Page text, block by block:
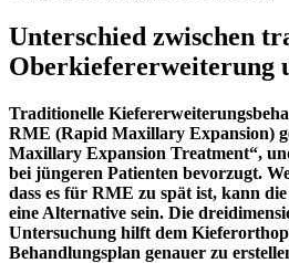
Unterschied zwischen
Oberkiefererweiterung
Traditionelle
RME (Rapid Maxillary Expansion)
Maxillary Expansion Treatment“,
bei jüngeren Patienten bevorzugt.
dass es für RME zu spät ist, kann
eine Alternative sein. Die
Untersuchung hilft dem
Behandlungsplan genauer zu